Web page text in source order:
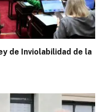
de Inviolabilidad de la